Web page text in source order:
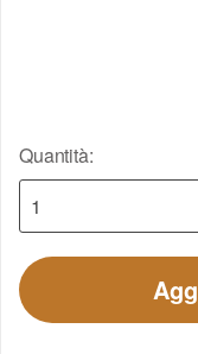
Quantità: